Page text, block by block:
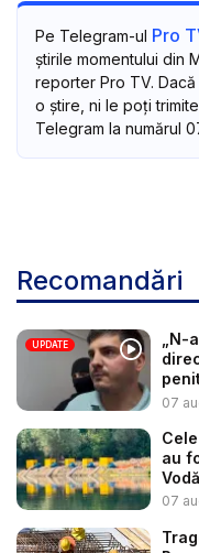
Pe Telegram-ul Pro
știrile momentului din
reporter Pro TV.
o știre, ni le poți
Telegram la numărul
Recomandări
UPDATE
07
au
07